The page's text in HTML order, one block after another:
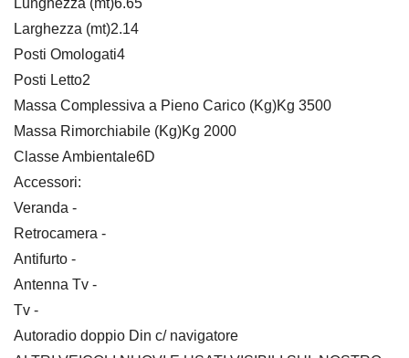
Lunghezza (mt)6.65
Larghezza (mt)2.14
Posti Omologati4
Posti Letto2
Massa Complessiva a Pieno Carico (Kg)Kg 3500
Massa Rimorchiabile (Kg)Kg 2000
Classe Ambientale6D
Accessori:
Veranda -
Retrocamera -
Antifurto -
Antenna Tv -
Tv -
Autoradio doppio Din c/ navigatore